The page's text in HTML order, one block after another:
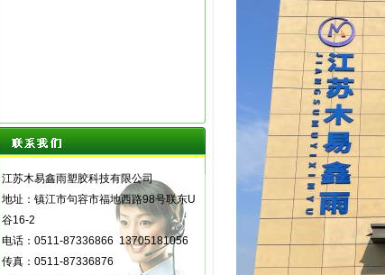
江苏木易鑫雨塑胶科技有限公司
地址：镇江市句容市福地西路98号联东U
谷16-2
电话：0511-87336866 13705181056
传真：0511-87336876